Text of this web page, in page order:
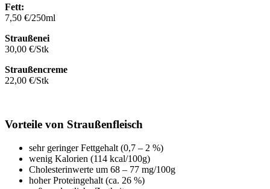
Fett:
7,50 €/250ml
Straußenei
30,00 €/Stk
Straußencreme
22,00 €/Stk
Vorteile von Straußenfleisch
sehr geringer Fettgehalt (0,7 – 2 %)
wenig Kalorien (114 kcal/100g)
Cholesterinwerte um 68 – 77 mg/100g
hoher Proteingehalt (ca. 26 %)